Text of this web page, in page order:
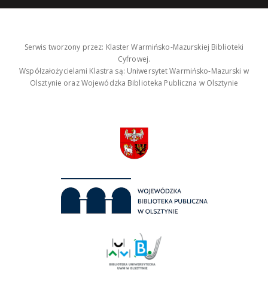
Serwis tworzony przez: Klaster Warmińsko-Mazurskiej Biblioteki
Cyfrowej.
Współzałożycielami Klastra są: Uniwersytet Warmińsko-Mazurski w
Olsztynie oraz Wojewódzka Biblioteka Publiczna w Olsztynie